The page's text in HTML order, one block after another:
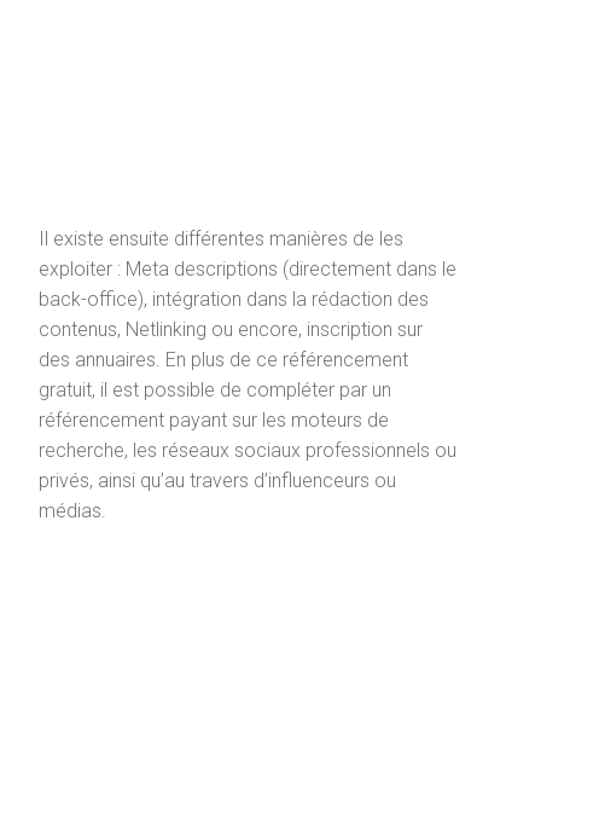
Il existe ensuite différentes manières de les
exploiter : Meta descriptions (directement dans le
back-office), intégration dans la rédaction des
contenus, Netlinking ou encore, inscription sur
des annuaires. En plus de ce référencement
gratuit, il est possible de compléter par un
référencement payant sur les moteurs de
recherche, les réseaux sociaux professionnels ou
privés, ainsi qu’au travers d’influenceurs ou
médias.